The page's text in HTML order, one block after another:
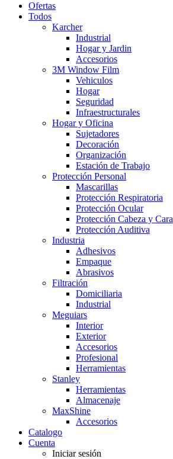
Ofertas
Todos
Karcher
Industrial
Hogar y Jardin
Accesorios
3M Window Film
Vehiculos
Hogar
Seguridad
Infraestructurales
Hogar y Oficina
Sujetadores
Decoración
Organización
Estación de Trabajo
Protección Personal
Mascarillas
Protección Respiratoria
Protección Ocular
Protección Cabeza y Cara
Protección Auditiva
Industria
Adhesivos
Empaque
Abrasivos
Filtración
Domiciliaria
Industrial
Meguiars
Interior
Exterior
Accesorios
Profesional
Herramientas
Stanley
Herramientas
Almacenaje
MaxShine
Accesorios
Catalogo
Cuenta
Iniciar sesión